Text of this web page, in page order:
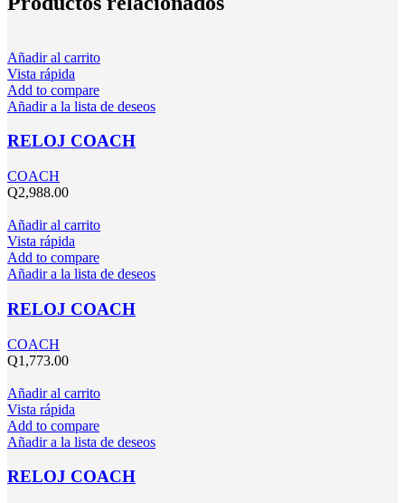
Añadir al carrito
Vista rápida
Add to compare
Añadir a la lista de deseos
RELOJ COACH
COACH
Q2,988.00
Añadir al carrito
Vista rápida
Add to compare
Añadir a la lista de deseos
RELOJ COACH
COACH
Q1,773.00
Añadir al carrito
Vista rápida
Add to compare
Añadir a la lista de deseos
RELOJ COACH